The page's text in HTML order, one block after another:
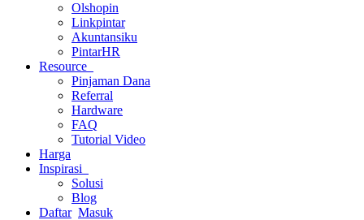
Olshopin
Linkpintar
Akuntansiku
PintarHR
Resource
Pinjaman Dana
Referral
Hardware
FAQ
Tutorial Video
Harga
Inspirasi
Solusi
Blog
Daftar Masuk